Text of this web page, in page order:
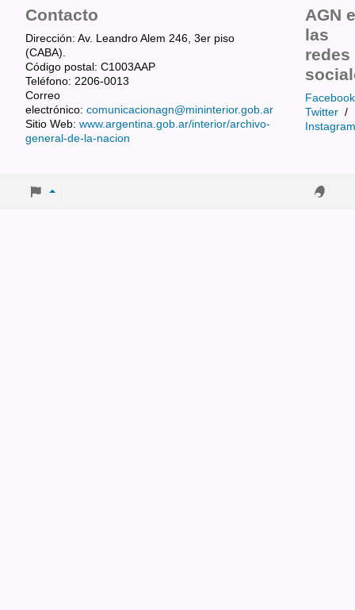
Contacto
Dirección: Av. Leandro Alem 246, 3er piso
(CABA).
Código postal: C1003AAP
Teléfono: 2206-0013
Correo
electrónico: comunicacionagn@mininterior.gob.ar
Sitio Web: www.argentina.gob.ar/interior/archivo-
general-de-la-nacion
AGN
las
redes
Facebook
Twitter /
Instagram